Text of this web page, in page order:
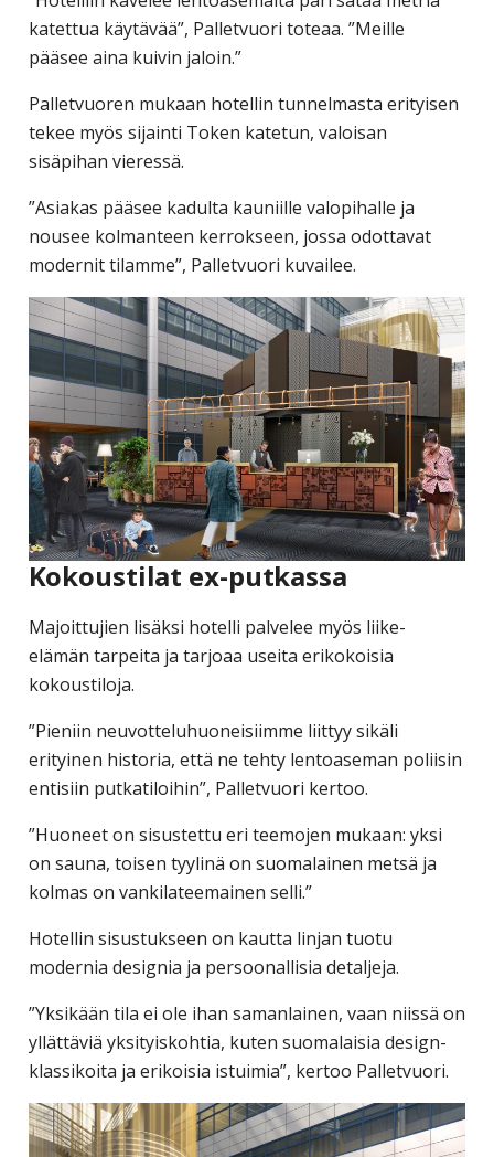
katettua käytävää”, Palletvuori toteaa. ”Meille
pääsee aina kuivin jaloin.”
Palletvuoren mukaan hotellin tunnelmasta erityisen
tekee myös sijainti Token katetun, valoisan
sisäpihan vieressä.
”Asiakas pääsee kadulta kauniille valopihalle ja
nousee kolmanteen kerrokseen, jossa odottavat
modernit tilamme”, Palletvuori kuvailee.
Kokoustilat ex-putkassa
Majoittujien lisäksi hotelli palvelee myös liike-
elämän tarpeita ja tarjoaa useita erikokoisia
kokoustiloja.
”Pieniin neuvotteluhuoneisiimme liittyy sikäli
erityinen historia, että ne tehty lentoaseman poliisin
entisiin putkatiloihin”, Palletvuori kertoo.
”Huoneet on sisustettu eri teemojen mukaan: yksi
on sauna, toisen tyylinä on suomalainen metsä ja
kolmas on vankilateemainen selli.”
Hotellin sisustukseen on kautta linjan tuotu
modernia designia ja persoonallisia detaljeja.
”Yksikään tila ei ole ihan samanlainen, vaan niissä on
yllättäviä yksityiskohtia, kuten suomalaisia design-
klassikoita ja erikoisia istuimia”, kertoo Palletvuori.